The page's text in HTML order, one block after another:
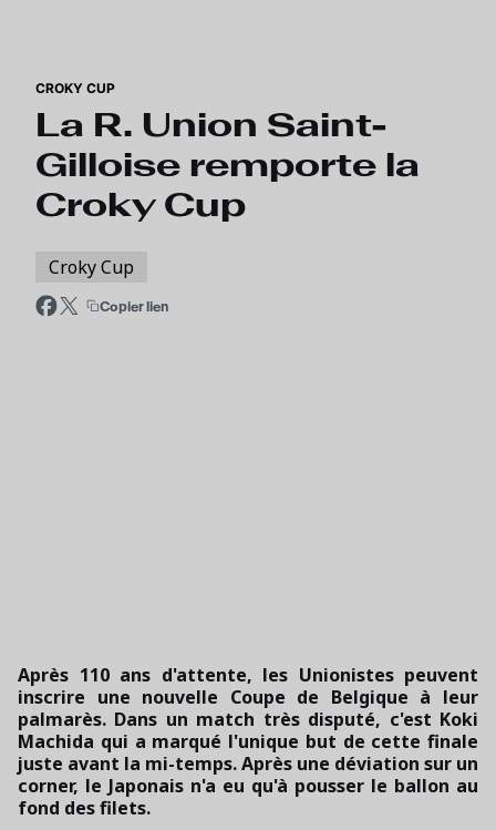
CROKY CUP
La R. Union Saint-
Gilloise remporte la
Croky Cup
Croky Cup
Copier lien
Après 110 ans d'attente, les Unionistes peuvent
inscrire une nouvelle Coupe de Belgique à leur
palmarès. Dans un match très disputé, c'est Koki
Machida qui a marqué l'unique but de cette finale
juste avant la mi-temps. Après une déviation sur un
corner, le Japonais n'a eu qu'à pousser le ballon au
fond des filets.